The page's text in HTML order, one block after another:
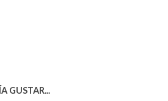
GUSTAR...